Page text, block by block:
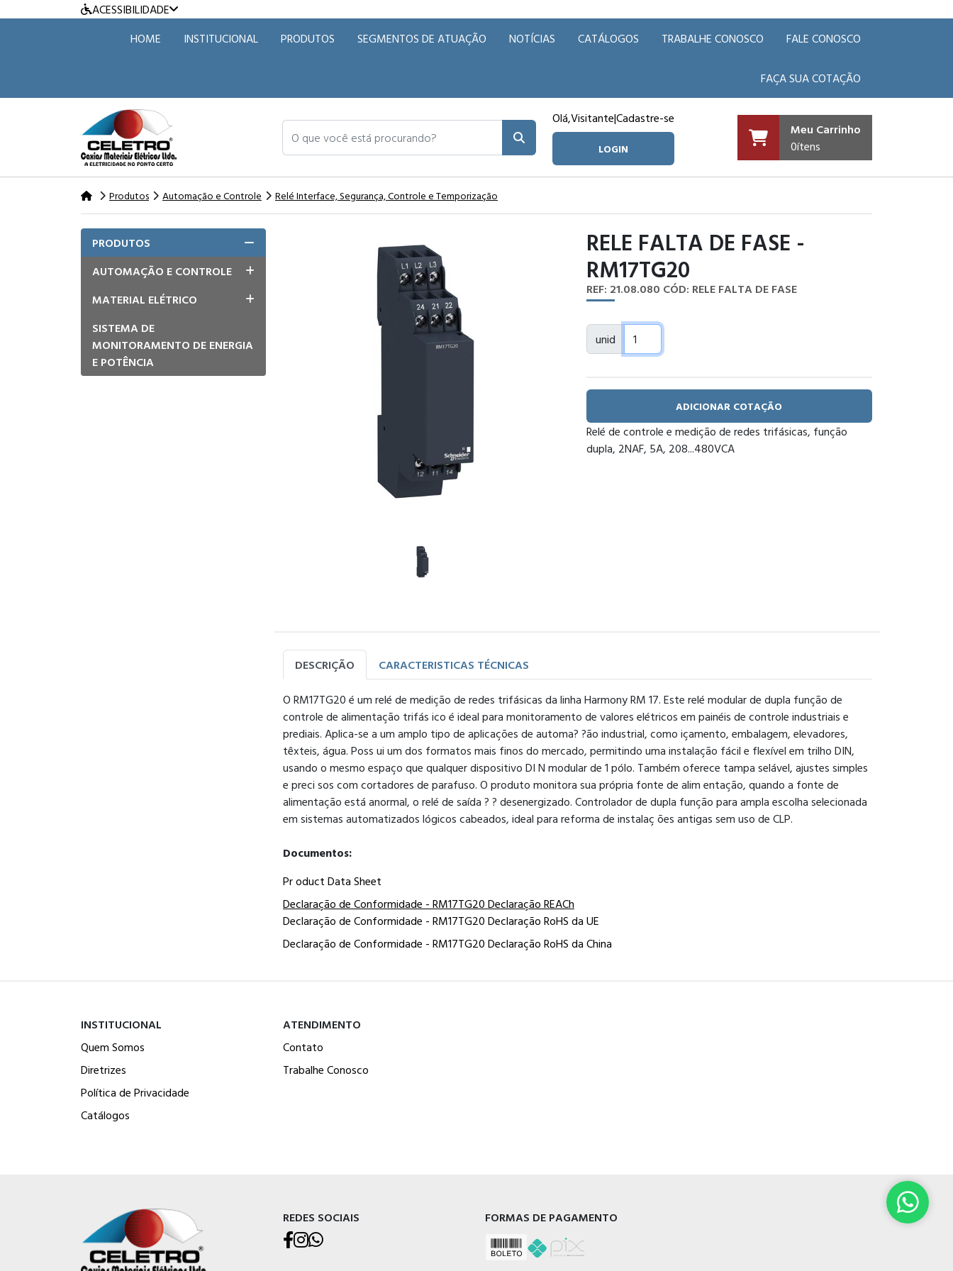
ACESSIBILIDADE
HOME
INSTITUCIONAL PRODUTOS SEGMENTOS DE ATUAÇÃO NOTÍCIAS CATÁLOGOS TRABALHE CONOSCO FALE CONOSCO
FAÇA SUA COTAÇÃO
O que você está procurando? Olá,Visitante|Cadastre-se
LOGIN
Meu Carrinho
0ítens
Produtos Automação e Controle Relé Interface, Segurança, Controle e Temporização
PRODUTOS
AUTOMAÇÃO E CONTROLE
MATERIAL ELÉTRICO
SISTEMA DE
MONITORAMENTO DE ENERGIA
E POTÊNCIA
RELE FALTA DE FASE -
RM17TG20
REF: 21.08.080 CÓD: RELE FALTA DE FASE
unid
ADICIONAR COTAÇÃO
Relé de controle e medição de redes trifásicas, função
dupla, 2NAF, 5A, 208...480VCA
DESCRIÇÃO CARACTERISTICAS TÉCNICAS
O RM17TG20 é um relé de medição de redes trifásicas da linha Harmony RM 17. Este relé modular de dupla função de
controle de alimentação trifás ico é ideal para monitoramento de valores elétricos em painéis de controle industriais e
prediais. Aplica-se a um amplo tipo de aplicações de automa? ?ão industrial, como içamento, embalagem, elevadores,
têxteis, água. Poss ui um dos formatos mais finos do mercado, permitindo uma instalação fácil e flexível em trilho DIN,
usando o mesmo espaço que qualquer dispositivo DI N modular de 1 pólo. Também oferece tampa selável, ajustes simples
e preci sos com cortadores de parafuso. O produto monitora sua própria fonte de alim entação, quando a fonte de
alimentação está anormal, o relé de saída ? ? desenergizado. Controlador de dupla função para ampla escolha selecionada
em sistemas automatizados lógicos cabeados, ideal para reforma de instalaç ões antigas sem uso de CLP.
Documentos:
Pr oduct Data Sheet
Declaração de Conformidade - RM17TG20 Declaração REACh
Declaração de Conformidade - RM17TG20 Declaração RoHS da UE
Declaração de Conformidade - RM17TG20 Declaração RoHS da China
INSTITUCIONAL
Quem Somos
Diretrizes
Política de Privacidade
Catálogos
ATENDIMENTO
Contato
Trabalhe Conosco
REDES SOCIAIS FORMAS DE PAGAMENTO